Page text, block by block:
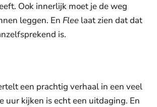
Ook innerlijk moet je de weg
leggen. En Flee laat zien dat dat
is.
van deze video vereist jouw
een prachtig verhaal in een veel
uur kijken is echt een uitdaging. En